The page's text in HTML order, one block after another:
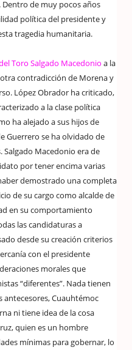
de muy pocos años
política del presidente y
tragedia humanitaria.
Toro Salgado Macedonio a la
contradicción de Morena y
López Obrador ha criticado,
a la clase política
ha alejado a sus hijos de
Guerrero se ha olvidado de
Macedonio era de
por tener encima varias
demostrado una completa
de su cargo como alcalde de
en su comportamiento
las candidaturas a
desde su creación criterios
con el presidente
morales que
“diferentes”. Nada tienen
antecesores, Cuauhtémoc
ni tiene idea de la cosa
quien es un hombre
mínimas para gobernar, lo